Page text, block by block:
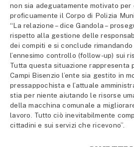
non sia adeguatamente motivato per
proficuamente il Corpo di Polizia
“La relazione – dice Gandola –
rispetto alla gestione delle
dei compiti e si conclude
l’ennesimo controllo (follow-up) sui
Tutta questa situazione rappresenta
Campi Bisenzio l’ente sia gestito in
pressappochista e l’attuale
stia per niente aiutando le risorse
della macchina comunale a
lavoro. Tutto ciò inevitabilmente
cittadini e sui servizi che ricevono”.